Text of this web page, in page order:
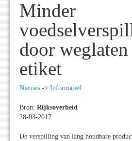
Minder
door
etiket
Nieuws -> Informatief
Bron: Rijksoverheid
28-03-2017
De verspilling van lang houdbare